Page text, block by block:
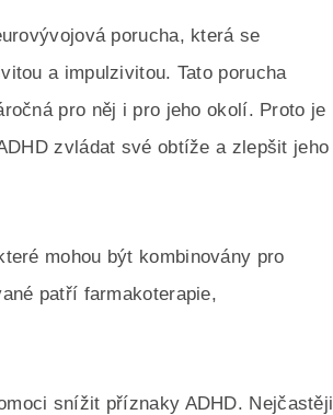
porucha, která se
a impulzivitou. Tato porucha
pro něj i pro jeho okolí. Proto je
zvládat své obtíže a zlepšit jeho
mohou být kombinovány pro
patří farmakoterapie,
snížit příznaky ADHD. Nejčastěji